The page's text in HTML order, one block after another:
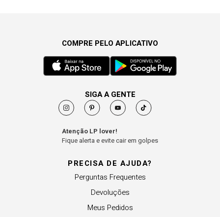
PRECISA DE AJUDA?
Perguntas Frequentes
Devoluções
Meus Pedidos
COMPRE PELO APLICATIVO
SIGA A GENTE
Atenção LP lover!
Fique alerta e evite cair em golpes